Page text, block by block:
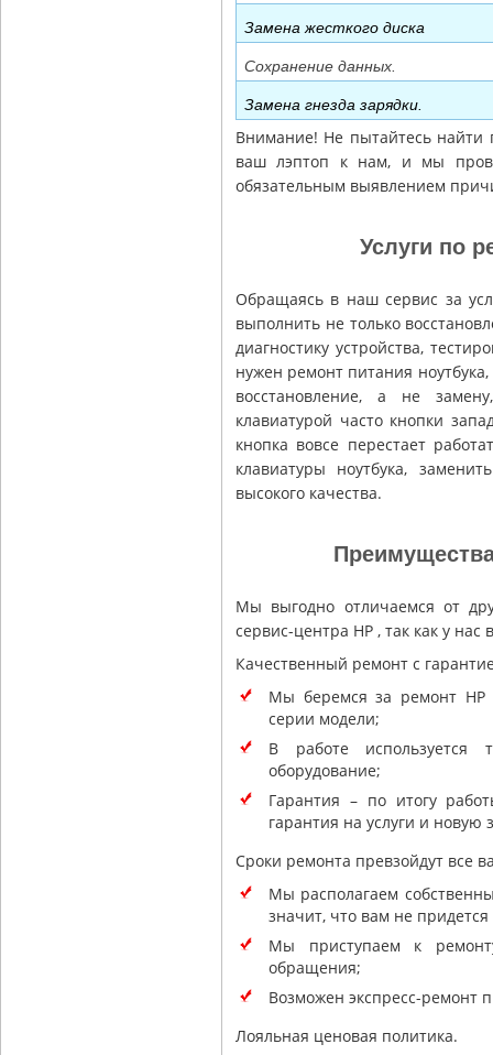
Замена жесткого диска
Сохранение данных.
Замена гнезда зарядки.
Внимание! Не пытайтесь найти
ваш лэптоп к нам, и мы
обязательным выявлением
Услуги по
Обращаясь в наш сервис за
выполнить не только
диагностику устройства,
нужен ремонт питания
восстановление, а не
клавиатурой часто кнопки
кнопка вовсе перестает
клавиатуры ноутбука,
высокого качества.
Мы выгодно отличаемся от
сервис-центра HP , так как у
Качественный ремонт с
Мы беремся за ремонт HP
серии модели;
В работе используется
оборудование;
Гарантия – по итогу
гарантия на услуги и новую
Сроки ремонта превзойдут все
Мы располагаем
значит, что вам не придется
Мы приступаем к
обращения;
Возможен экспресс-ремонт
Лояльная ценовая политика.